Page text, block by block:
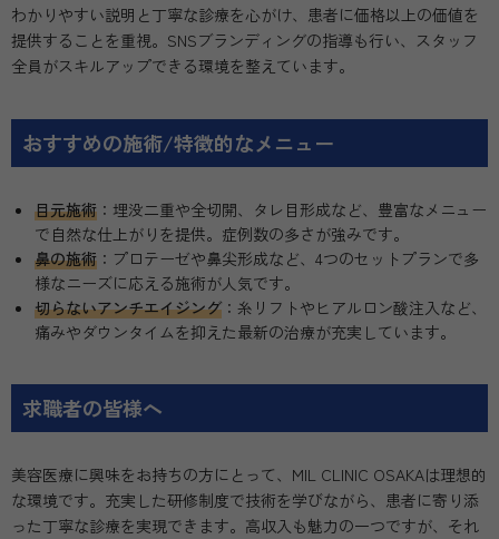
わかりやすい説明と丁寧な診療を心がけ、患者に価格以上の価値を
提供することを重視。SNSブランディングの指導も行い、スタッフ
全員がスキルアップできる環境を整えています。
おすすめの施術/特徴的なメニュー
目元施術 ：埋没二重や全切開、タレ目形成など、豊富なメニュー
で自然な仕上がりを提供。症例数の多さが強みです。
鼻の施術 ：プロテーゼや鼻尖形成など、4つのセットプランで多
様なニーズに応える施術が人気です。
切らないアンチエイジング ：糸リフトやヒアルロン酸注入など、
痛みやダウンタイムを抑えた最新の治療が充実しています。
求職者の皆様へ
美容医療に興味をお持ちの方にとって、MIL CLINIC OSAKAは理想的
な環境です。充実した研修制度で技術を学びながら、患者に寄り添
った丁寧な診療を実現できます。高収入も魅力の一つですが、それ